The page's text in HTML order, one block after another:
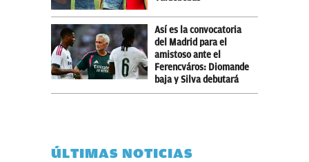
Así es la convocatoria
del Madrid para el
amistoso ante el
Ferencváros: Diomande
baja y Silva debutará
ÚLTIMAS NOTICIAS